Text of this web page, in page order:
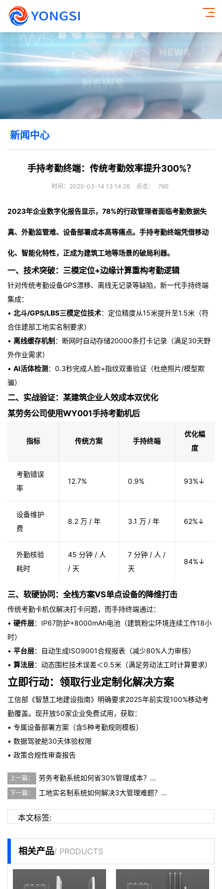
新闻中心
手持考勤终端：传统考勤效率提升300%？
时间：2025-03-14 13:14:26 点击： 766
2023年企业数字化报告显示，78%的行政管理者面临考勤数据失
真、外勤监管难、设备部署成本高等痛点。手持考勤终端凭借移动
化、智能化特性，正成为建筑工地等场景的破局利器。
一、技术突破：三模定位+边缘计算重构考勤逻辑
针对传统考勤设备GPS漂移、离线无记录等缺陷，新一代手持终端
集成：
• 北斗/GPS/LBS三模定位技术：定位精度从15米提升至1.5米（符
合住建部工地实名制要求）
• 离线缓存机制 ：断网时自动存储20000条打卡记录（满足30天野
外作业需求）
• AI活体检测 ：0.3秒完成人脸+指纹双重验证（杜绝照片/模型欺
骗）
二、实战验证：某建筑企业人效成本双优化
某劳务公司使用WY001手持考勤机后
指标 传统方案 手持终端
优化幅
度
考勤错误
率
12.7% 0.9% 93%↓
设备维护
费
8.2 万 / 年 3.1 万 / 年 62%↓
外勤核验
耗时
45 分钟 / 人
/ 天
7 分钟 / 人 /
天
84%↓
三、软硬协同：全栈方案VS单点设备的降维打击
传统考勤卡机仅解决打卡问题，而手持终端通过：
• 硬件层：IP67防护+8000mAh电池（建筑粉尘环境连续工作18小
时）
• 平台层：自动生成ISO9001合规报表（减少80%人力审核）
• 算法层：动态围栏技术误差＜0.5米（满足劳动法工时计算要求）
立即行动：领取行业定制化解决方案
工信部《智慧工地建设指南》明确要求2025年前实现100%移动考
勤覆盖。现开放50家企业免费试用，获取：
• 专属设备部署方案（含5种考勤规则模板）
• 数据驾驶舱30天体验权限
• 政策合规性审查报告
上一篇： 劳务考勤系统如何省30%管理成本？…
下一篇： 工地实名制系统如何解决3大管理难题？…
本文标签:
相关产品/ PRODUCTS